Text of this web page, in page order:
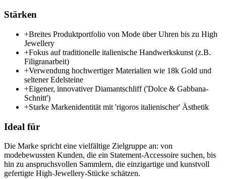
Stärken
+Breites Produktportfolio von Mode über Uhren bis zu High
Jewellery
+Fokus auf traditionelle italienische Handwerkskunst (z.B.
Filigranarbeit)
+Verwendung hochwertiger Materialien wie 18k Gold und
seltener Edelsteine
+Eigener, innovativer Diamantschliff ('Dolce & Gabbana-
Schnitt')
+Starke Markenidentität mit 'rigoros italienischer' Ästhetik
Ideal für
Die Marke spricht eine vielfältige Zielgruppe an: von
modebewussten Kunden, die ein Statement-Accessoire suchen, bis
hin zu anspruchsvollen Sammlern, die einzigartige und kunstvoll
gefertigte High-Jewellery-Stücke schätzen.